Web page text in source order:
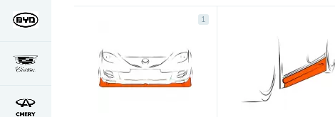
1